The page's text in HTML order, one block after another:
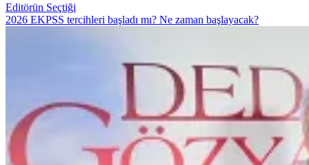
Editörün Seçtiği
2026 EKPSS tercihleri başladı mı? Ne zaman başlayacak?